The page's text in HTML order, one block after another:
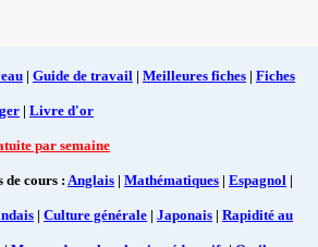
| Guide de travail | Meilleures fiches | Fiches
| Livre d'or
par semaine
de cours : Anglais | Mathématiques | Espagnol |
| Culture générale | Japonais | Rapidité au